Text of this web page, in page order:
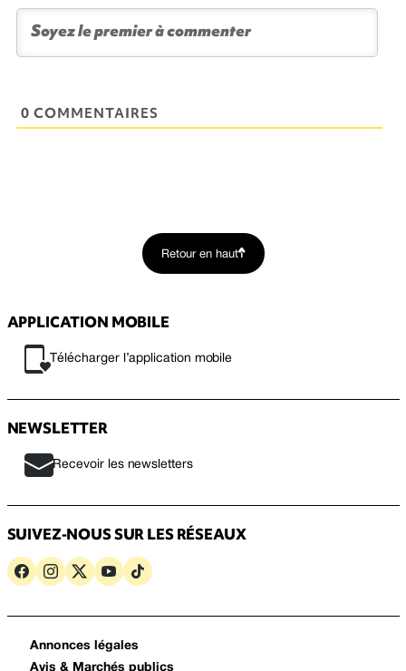
0 COMMENTAIRES
Retour en haut
APPLICATION MOBILE
Télécharger l’application mobile
NEWSLETTER
Recevoir les newsletters
SUIVEZ-NOUS SUR LES RÉSEAUX
Annonces légales
Avis & Marchés publics